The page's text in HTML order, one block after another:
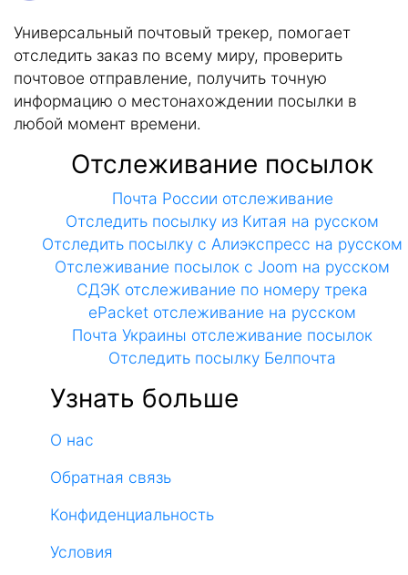
Универсальный почтовый трекер, помогает
отследить заказ по всему миру, проверить
почтовое отправление, получить точную
информацию о местонахождении посылки в
любой момент времени.
Отслеживание посылок
Почта России отслеживание
Отследить посылку из Китая на русском
Отследить посылку с Алиэкспресс на русском
Отслеживание посылок с Joom на русском
СДЭК отслеживание по номеру трека
ePacket отслеживание на русском
Почта Украины отслеживание посылок
Отследить посылку Белпочта
Узнать больше
О нас
Обратная связь
Конфиденциальность
Условия